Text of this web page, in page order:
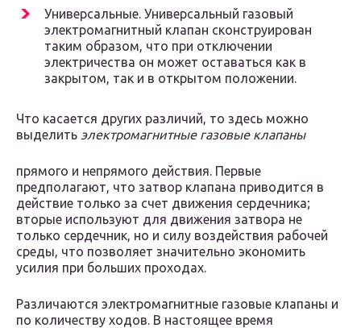
Универсальные. Универсальный газовый
электромагнитный клапан сконструирован
таким образом, что при отключении
электричества он может оставаться как в
закрытом, так и в открытом положении.
Что касается других различий, то здесь можно
выделить электромагнитные газовые клапаны
прямого и непрямого действия. Первые
предполагают, что затвор клапана приводится в
действие только за счет движения сердечника;
вторые используют для движения затвора не
только сердечник, но и силу воздействия рабочей
среды, что позволяет значительно экономить
усилия при больших проходах.
Различаются электромагнитные газовые клапаны и
по количеству ходов. В настоящее время